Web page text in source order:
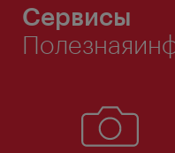
Сервисы